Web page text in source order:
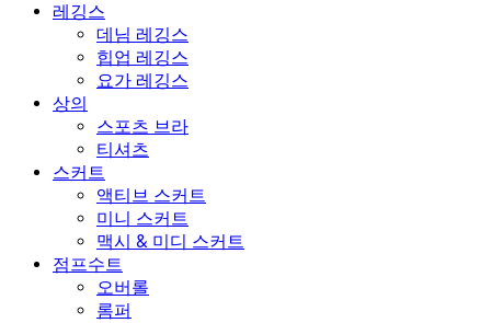
레깅스
데님 레깅스
힙업 레깅스
요가 레깅스
상의
스포츠 브라
티셔츠
스커트
액티브 스커트
미니 스커트
맥시 & 미디 스커트
점프수트
오버롤
롬퍼